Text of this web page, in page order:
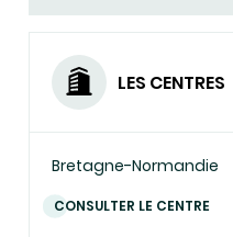
LES CENTRES
Bretagne-Normandie
CONSULTER LE CENTRE